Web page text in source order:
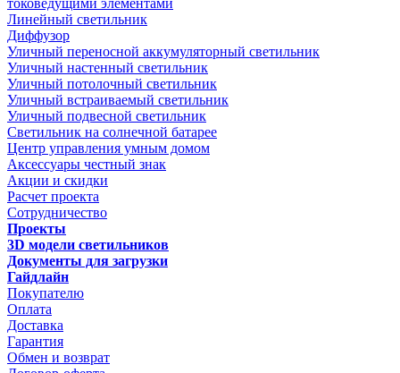
токоведущими элементами
Линейный светильник
Диффузор
Уличный переносной аккумуляторный светильник
Уличный настенный светильник
Уличный потолочный светильник
Уличный встраиваемый светильник
Уличный подвесной светильник
Светильник на солнечной батарее
Центр управления умным домом
Аксессуары честный знак
Акции и скидки
Расчет проекта
Сотрудничество
Проекты
3D модели светильников
Документы для загрузки
Гайдлайн
Покупателю
Оплата
Доставка
Гарантия
Обмен и возврат